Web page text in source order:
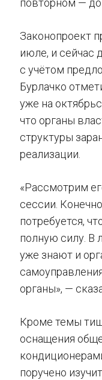
повторном — до
Законопроект
июле, и сейчас
с учётом
Бурлачко
уже на
что органы
структуры
реализации.
«Рассмотрим
сессии.
потребуется,
полную силу. В
уже знают и
органы», —
Кроме темы
оснащения
поручено